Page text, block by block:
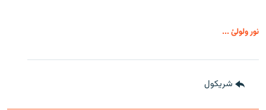
نور ولولئ ...
شريکول